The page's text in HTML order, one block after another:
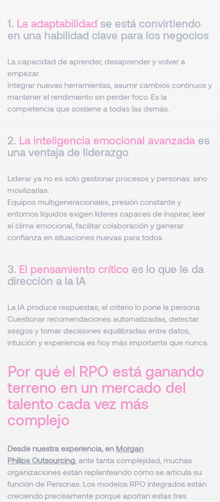
1. La adaptabilidad se está convirtiendo
en una habilidad clave para los negocios
La capacidad de aprender, desaprender y volver a
empezar.
Integrar nuevas herramientas, asumir cambios continuos y
mantener el rendimiento sin perder foco. Es la
competencia que sostiene a todas las demás.
2. La inteligencia emocional avanzada es
una ventaja de liderazgo
Liderar ya no es solo gestionar procesos y personas: sino
movilizarlas.
Equipos multigeneracionales, presión constante y
entornos líquidos exigen líderes capaces de inspirar, leer
el clima emocional, facilitar colaboración y generar
confianza en situaciones nuevas para todos.
3. El pensamiento crítico es lo que le da
dirección a la IA
La IA produce respuestas; el criterio lo pone la persona.
Cuestionar recomendaciones automatizadas, detectar
sesgos y tomar decisiones equilibradas entre datos,
intuición y experiencia es hoy más importante que nunca.
Por qué el RPO está ganando
terreno en un mercado del
talento cada vez más
complejo
Desde nuestra experiencia, en Morgan
Philips Outsourcing , ante tanta complejidad, muchas
organizaciones están replanteando cómo se articula su
función de Personas. Los modelos RPO integrados están
creciendo precisamente porque aportan estas tres